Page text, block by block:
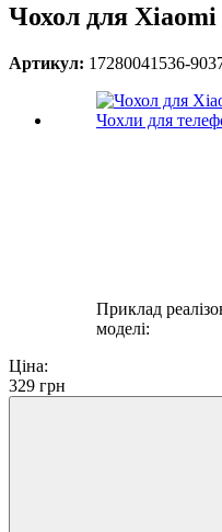
Чохол для Xiaomi
Артикул: 17280041536-
Приклад
моделі:
Ціна:
329 грн